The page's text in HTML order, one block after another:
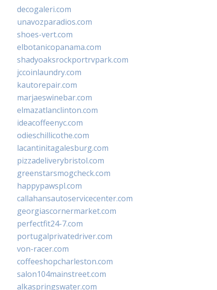
decogaleri.com
unavozparadios.com
shoes-vert.com
elbotanicopanama.com
shadyoaksrockportrvpark.com
jccoinlaundry.com
kautorepair.com
marjaeswinebar.com
elmazatlanclinton.com
ideacoffeenyc.com
odieschillicothe.com
lacantinitagalesburg.com
pizzadeliverybristol.com
greenstarsmogcheck.com
happypawspl.com
callahansautoservicecenter.com
georgiascornermarket.com
perfectfit24-7.com
portugalprivatedriver.com
von-racer.com
coffeeshopcharleston.com
salon104mainstreet.com
alkaspringswater.com